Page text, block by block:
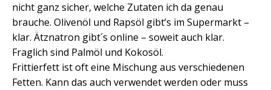
nicht ganz sicher, welche Zutaten ich da genau
brauche. Olivenöl und Rapsöl gibt’s im Supermarkt –
klar. Ätznatron gibt´s online – soweit auch klar.
Fraglich sind Palmöl und Kokosöl.
Frittierfett ist oft eine Mischung aus verschiedenen
Fetten. Kann das auch verwendet werden oder muss